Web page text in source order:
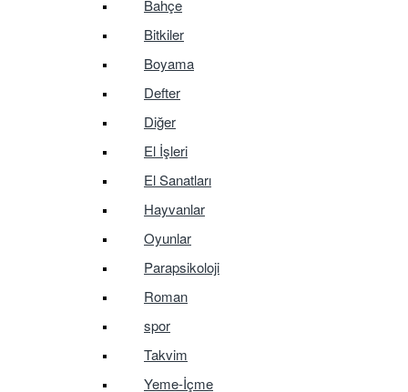
Bahçe
Bitkiler
Boyama
Defter
Diğer
El İşleri
El Sanatları
Hayvanlar
Oyunlar
Parapsikoloji
Roman
spor
Takvim
Yeme-İçme